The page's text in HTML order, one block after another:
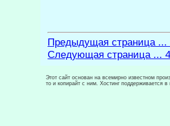
Предыдущая страница ...
Следующая страница ...
Этот сайт основан на всемирно известном
то и копирайт с ним. Хостинг поддерживается